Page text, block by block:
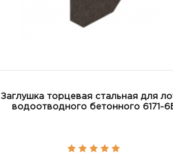
Заглушка торцевая стальная для
водоотводного бетонного 6171-